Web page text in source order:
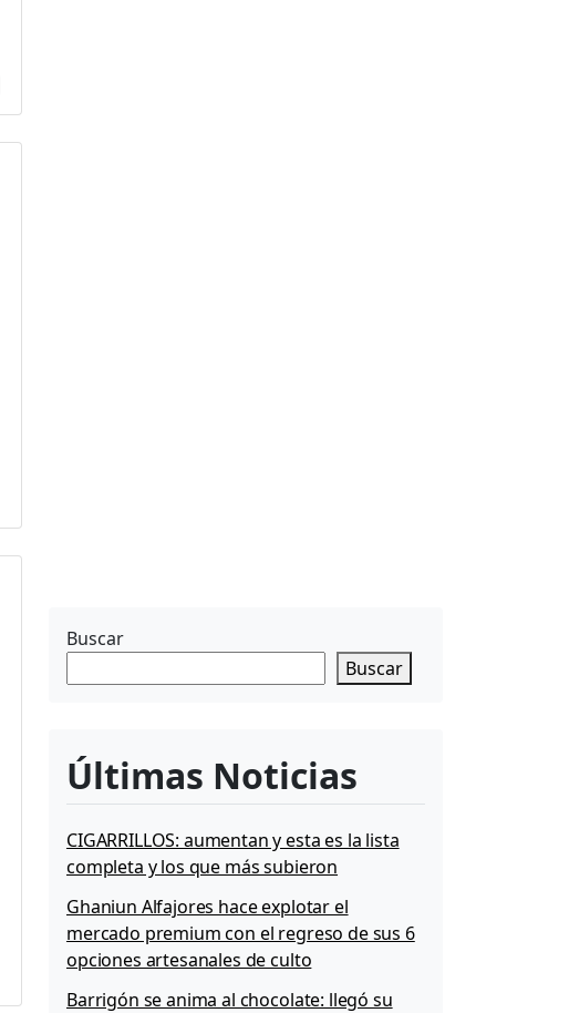
Buscar
Buscar
Últimas Noticias
CIGARRILLOS: aumentan y esta es la lista
completa y los que más subieron
Ghaniun Alfajores hace explotar el
mercado premium con el regreso de sus 6
opciones artesanales de culto
Barrigón se anima al chocolate: llegó su